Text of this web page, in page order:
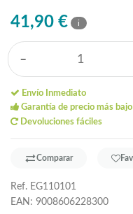
41,90 € i
-
Envío Inmediato
Garantía de precio más bajo
Devoluciones fáciles
Comparar
Ref. EG110101
EAN: 9008606228300